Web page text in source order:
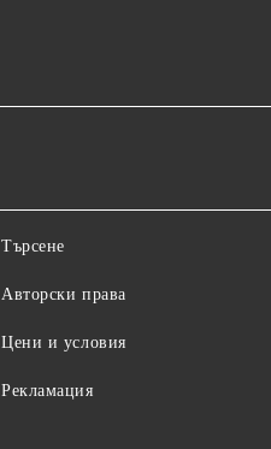
Търсене
Авторски права
Цени и условия
Рекламация